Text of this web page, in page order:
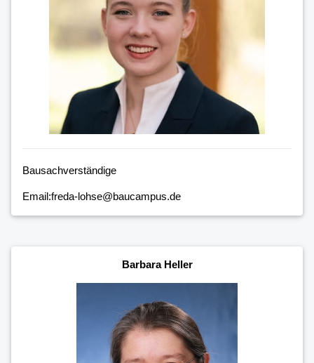
Bausachverständige
Email:freda-lohse@baucampus.de
Barbara Heller